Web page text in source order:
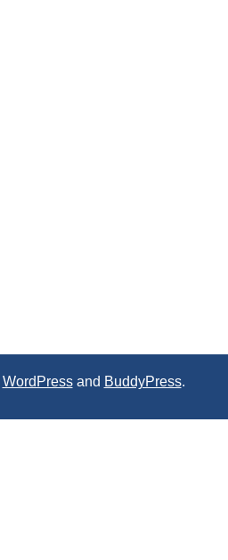
WordPressand BuddyPress.